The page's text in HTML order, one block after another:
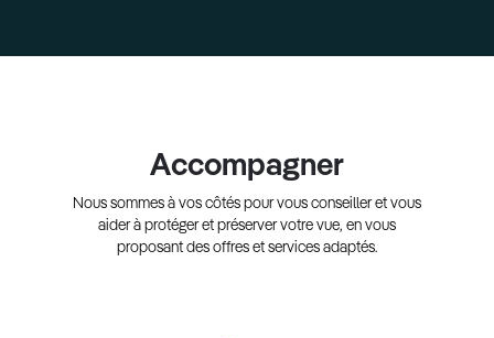
Accompagner
Nous sommes à vos côtés pour vous conseiller et vous
aider à protéger et préserver votre vue, en vous
proposant des offres et services adaptés.